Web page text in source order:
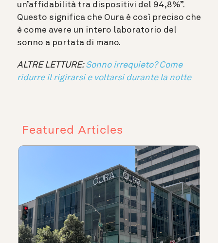
un’affidabilità tra dispositivi del 94,8%”.
Questo significa che Oura è così preciso che
è come avere un intero laboratorio del
sonno a portata di mano.
ALTRE LETTURE:Sonno irrequieto? Come
ridurre il rigirarsi e voltarsi durante la notte
Featured Articles